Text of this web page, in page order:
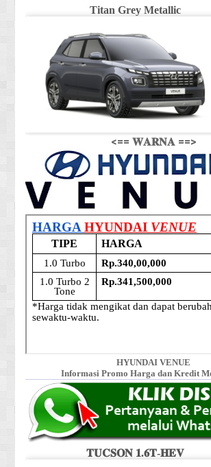
Titan Grey Metallic
<== 𝐖𝐀𝐑𝐍𝐀 ==>
HYUNDAI VENUE
Informasi Promo Harga dan Kredit
𝐓𝐔𝐂𝐒𝐎𝐍 𝟏.𝟔𝐓-𝐇𝐄𝐕